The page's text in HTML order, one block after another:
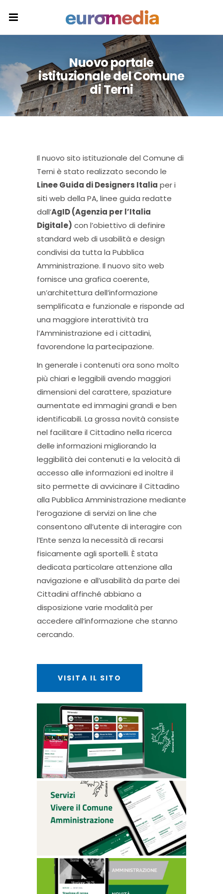
Nuovo portale
istituzionale del Comune
di Terni
Il nuovo sito istituzionale del Comune di
Terni è stato realizzato secondo le
Linee Guida di Designers Italia per i
siti web della PA, linee guida redatte
dall’AgID (Agenzia per l’Italia
Digitale) con l’obiettivo di definire
standard web di usabilità e design
condivisi da tutta la Pubblica
Amministrazione. Il nuovo sito web
fornisce una grafica coerente,
un’architettura dell’informazione
semplificata e funzionale e risponde ad
una maggiore interattività tra
l’Amministrazione ed i cittadini,
favorendone la partecipazione.
In generale i contenuti ora sono molto
più chiari e leggibili avendo maggiori
dimensioni del carattere, spaziature
aumentate ed immagini grandi e ben
identificabili. La grossa novità consiste
nel facilitare il Cittadino nella ricerca
delle informazioni migliorando la
leggibilità dei contenuti e la velocità di
accesso alle informazioni ed inoltre il
sito permette di avvicinare il Cittadino
alla Pubblica Amministrazione mediante
l’erogazione di servizi on line che
consentono all’utente di interagire con
l’Ente senza la necessità di recarsi
fisicamente agli sportelli. È stata
dedicata particolare attenzione alla
navigazione e all’usabilità da parte dei
Cittadini affinché abbiano a
disposizione varie modalità per
accedere all’informazione che stanno
cercando.
VISITA IL SITO